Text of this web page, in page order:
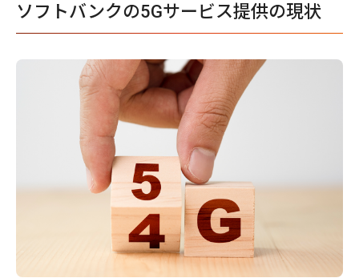
ソフトバンクの5Gサービス提供の現状